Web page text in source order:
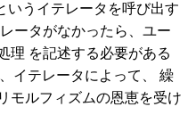
いうイテレータを呼び出す
ータがなかったら、ユー
理 を記述する必要がある
イテレータによって、 繰
モルフィズムの恩恵を受け